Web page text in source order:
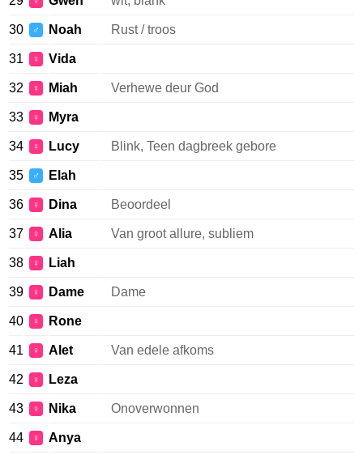
30 ♂ Noah Rust / troos
31 ♀ Vida
32 ♀ Miah Verhewe deur God
33 ♀ Myra
34 ♀ Lucy Blink, Teen dagbreek gebore
35 ♂ Elah
36 ♀ Dina Beoordeel
37 ♀ Alia Van groot allure, subliem
38 ♀ Liah
39 ♀ Dame Dame
40 ♀ Rone
41 ♀ Alet Van edele afkoms
42 ♀ Leza
43 ♀ Nika Onoverwonnen
44 ♀ Anya